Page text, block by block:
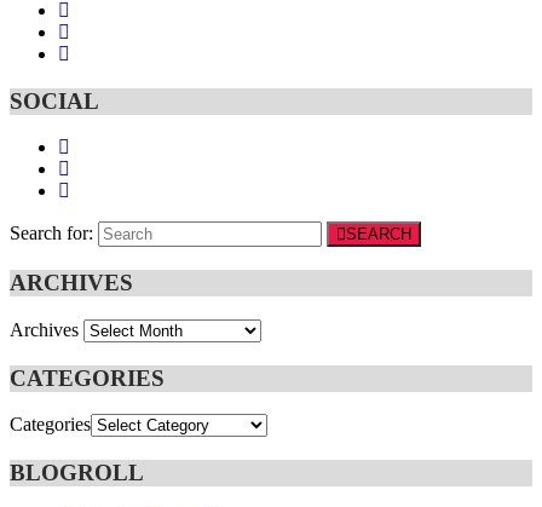
SOCIAL
Search for: SEARCH
ARCHIVES
Archives
CATEGORIES
Categories
BLOGROLL